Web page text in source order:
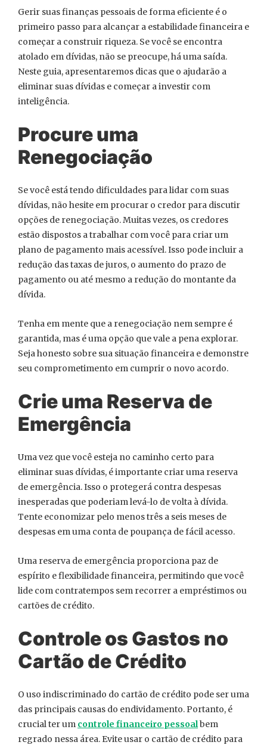
Gerir suas finanças pessoais de forma eficiente é o
primeiro passo para alcançar a estabilidade financeira e
começar a construir riqueza. Se você se encontra
atolado em dívidas, não se preocupe, há uma saída.
Neste guia, apresentaremos dicas que o ajudarão a
eliminar suas dívidas e começar a investir com
inteligência.
Procure uma
Renegociação
Se você está tendo dificuldades para lidar com suas
dívidas, não hesite em procurar o credor para discutir
opções de renegociação. Muitas vezes, os credores
estão dispostos a trabalhar com você para criar um
plano de pagamento mais acessível. Isso pode incluir a
redução das taxas de juros, o aumento do prazo de
pagamento ou até mesmo a redução do montante da
dívida.
Tenha em mente que a renegociação nem sempre é
garantida, mas é uma opção que vale a pena explorar.
Seja honesto sobre sua situação financeira e demonstre
seu comprometimento em cumprir o novo acordo.
Crie uma Reserva de
Emergência
Uma vez que você esteja no caminho certo para
eliminar suas dívidas, é importante criar uma reserva
de emergência. Isso o protegerá contra despesas
inesperadas que poderiam levá-lo de volta à dívida.
Tente economizar pelo menos três a seis meses de
despesas em uma conta de poupança de fácil acesso.
Uma reserva de emergência proporciona paz de
espírito e flexibilidade financeira, permitindo que você
lide com contratempos sem recorrer a empréstimos ou
cartões de crédito.
Controle os Gastos no
Cartão de Crédito
O uso indiscriminado do cartão de crédito pode ser uma
das principais causas do endividamento. Portanto, é
crucial ter um controle financeiro pessoalbem
regrado nessa área. Evite usar o cartão de crédito para